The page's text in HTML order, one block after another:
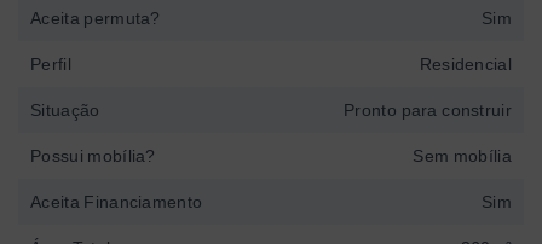
Aceita permuta? Sim
Perfil Residencial
Situação Pronto para construir
Possui mobília? Sem mobília
Aceita Financiamento Sim